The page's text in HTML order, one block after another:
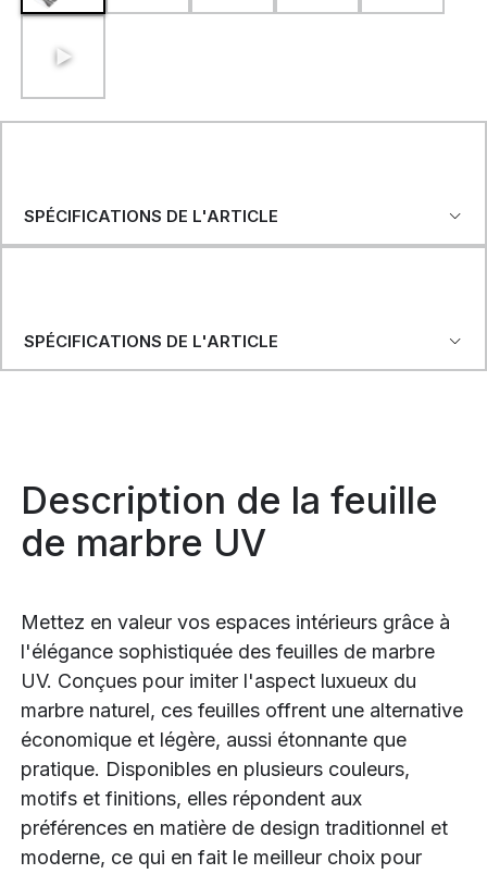
SPÉCIFICATIONS DE L'ARTICLE
SPÉCIFICATIONS DE L'ARTICLE
Description de la feuille
de marbre UV
Mettez en valeur vos espaces intérieurs grâce à
l'élégance sophistiquée des feuilles de marbre
UV. Conçues pour imiter l'aspect luxueux du
marbre naturel, ces feuilles offrent une alternative
économique et légère, aussi étonnante que
pratique. Disponibles en plusieurs couleurs,
motifs et finitions, elles répondent aux
préférences en matière de design traditionnel et
moderne, ce qui en fait le meilleur choix pour